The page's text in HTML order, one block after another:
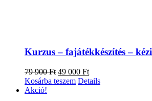
Kurzus – fajátékkészítés – kézi
79 900Ft Original
price
49 000 FtCurrent
price
Kosárba teszem Details
Akció!